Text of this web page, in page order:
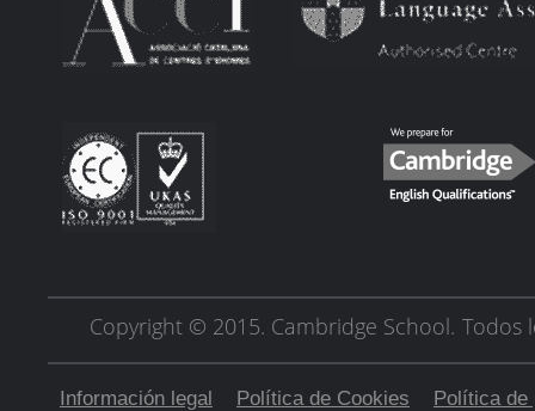
Copyright © 2015. Cambridge School. Todos
Información legal Política de Cookies Política de